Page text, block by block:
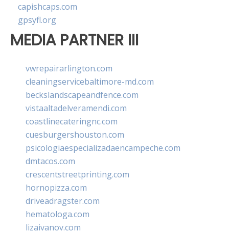
capishcaps.com
gpsyfl.org
MEDIA PARTNER III
vwrepairarlington.com
cleaningservicebaltimore-md.com
beckslandscapeandfence.com
vistaaltadelveramendi.com
coastlinecateringnc.com
cuesburgershouston.com
psicologiaespecializadaencampeche.com
dmtacos.com
crescentstreetprinting.com
hornopizza.com
driveadragster.com
hematologa.com
lizaivanov.com